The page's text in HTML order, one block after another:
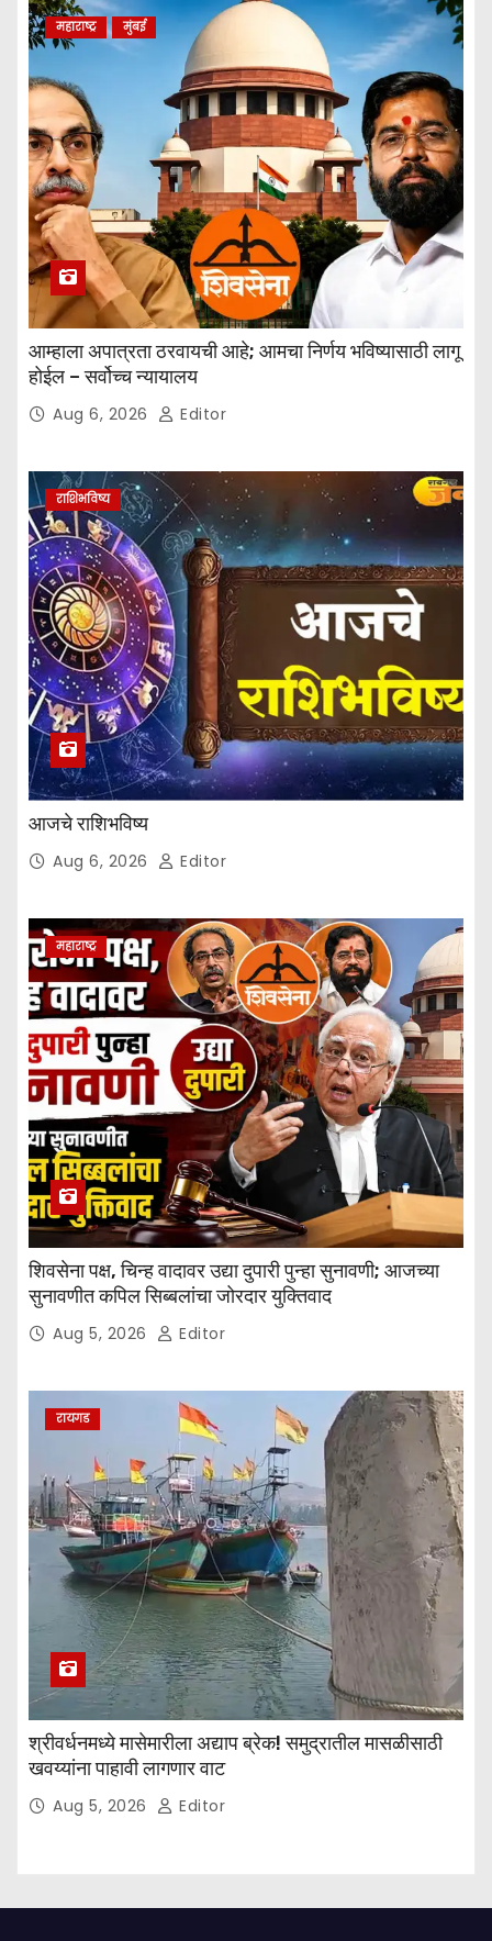
n
a
ti
e
:
महाराष्ट्र मुंबई
आम्हाला अपात्रता ठरवायची आहे; आमचा निर्णय भविष्यासाठी लागू
होईल – सर्वोच्च न्यायालय
Aug 6, 2026 Editor
राशिभविष्य
आजचे राशिभविष्य
Aug 6, 2026 Editor
महाराष्ट्र
शिवसेना पक्ष, चिन्ह वादावर उद्या दुपारी पुन्हा सुनावणी; आजच्या
सुनावणीत कपिल सिब्बलांचा जोरदार युक्तिवाद
Aug 5, 2026 Editor
रायगड
श्रीवर्धनमध्ये मासेमारीला अद्याप ब्रेक! समुद्रातील मासळीसाठी
खवय्यांना पाहावी लागणार वाट
Aug 5, 2026 Editor